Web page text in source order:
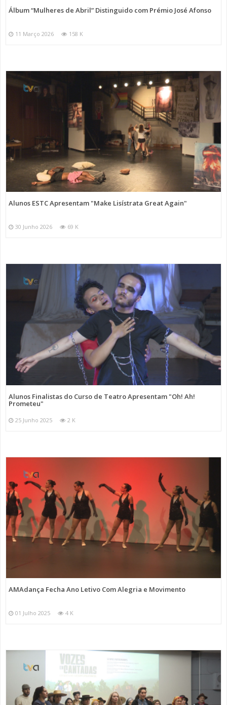
Álbum “Mulheres de Abril” Distinguido com Prémio José Afonso
11 Março 2026 158 K
Alunos ESTC Apresentam "Make Lisístrata Great Again"
30 Junho 2026 69 K
Alunos Finalistas do Curso de Teatro Apresentam "Oh! Ah!
Prometeu"
25 Junho 2025 2 K
AMAdança Fecha Ano Letivo Com Alegria e Movimento
01 Julho 2025 4 K